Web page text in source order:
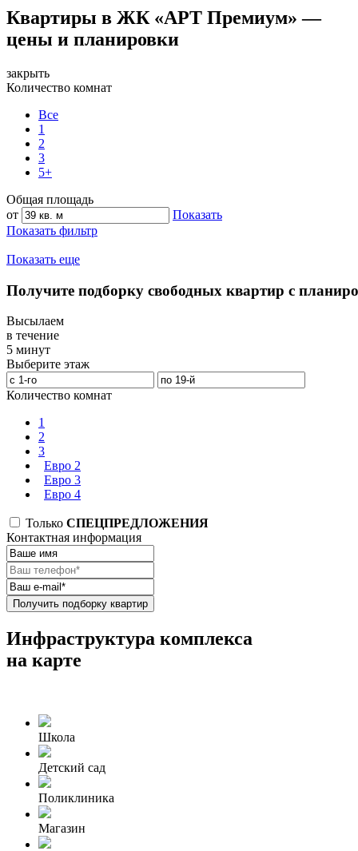
Квартиры в ЖК «АРТ Премиум» —
цены и планировки
закрыть
Количество комнат
Все
1
2
3
5+
Общая площадь
от
Показать
Показать фильтр
Показать еще
Получите подборку свободных квартир с
Высылаем
в течение
5 минут
Выберите этаж
Количество комнат
1
2
3
Евро 2
Евро 3
Евро 4
Только СПЕЦПРЕДЛОЖЕНИЯ
Контактная информация
Получить подборку квартир
Инфраструктура комплекса
на карте
Школа
Детский сад
Поликлиника
Магазин